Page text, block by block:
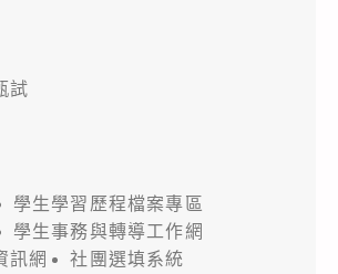
試
學生學習歷程檔案專區
學生事務與轉導工作網
訊網
社團選填系統